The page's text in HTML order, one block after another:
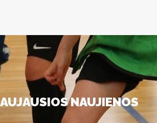
NAUJIENOS